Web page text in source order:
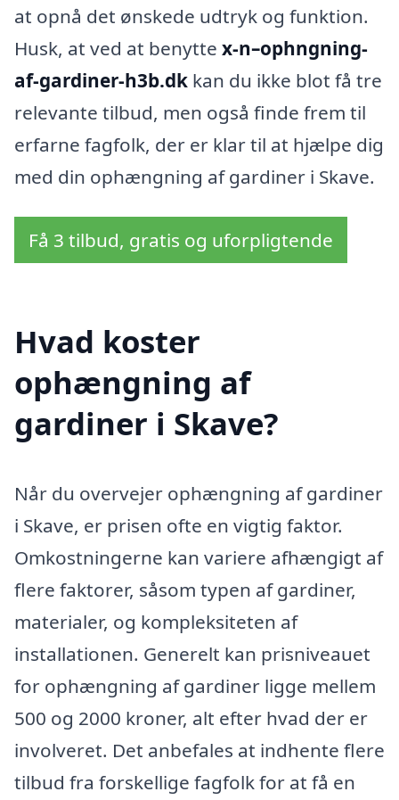
at opnå det ønskede udtryk og funktion.
Husk, at ved at benytte x-n–ophngning-
af-gardiner-h3b.dk kan du ikke blot få tre
relevante tilbud, men også finde frem til
erfarne fagfolk, der er klar til at hjælpe dig
med din ophængning af gardiner i Skave.
Få 3 tilbud, gratis og uforpligtende
Hvad koster
ophængning af
gardiner i Skave?
Når du overvejer ophængning af gardiner
i Skave, er prisen ofte en vigtig faktor.
Omkostningerne kan variere afhængigt af
flere faktorer, såsom typen af gardiner,
materialer, og kompleksiteten af
installationen. Generelt kan prisniveauet
for ophængning af gardiner ligge mellem
500 og 2000 kroner, alt efter hvad der er
involveret. Det anbefales at indhente flere
tilbud fra forskellige fagfolk for at få en